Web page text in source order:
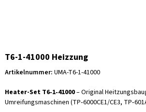
T6-1-41000 Heizzung
Artikelnummer: UMA-T6-1-41000
Heater-Set T6‑1‑41000– Original
Umreifungsmaschinen (TP‑6000CE1/CE3,